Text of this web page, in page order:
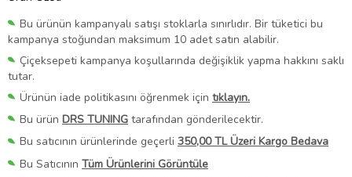
Bu ürünün kampanyalı satışı stoklarla sınırlıdır. Bir tüketici bu
kampanya stoğundan maksimum 10 adet satın alabilir.
Çiçeksepeti kampanya koşullarında değişiklik yapma hakkını saklı
tutar.
Ürünün iade politikasını öğrenmek için tıklayın.
Bu ürün DRS TUNING tarafından gönderilecektir.
Bu satıcının ürünlerinde geçerli 350,00 TL Üzeri Kargo Bedava
Bu Satıcının Tüm Ürünlerini Görüntüle